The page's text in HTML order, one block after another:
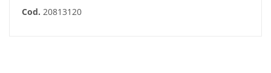
Cod. 20813120